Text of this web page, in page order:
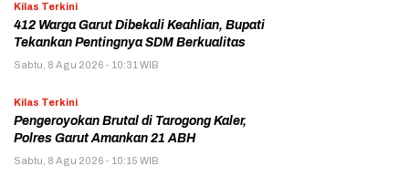
Kilas Terkini
412 Warga Garut Dibekali Keahlian, Bupati
Tekankan Pentingnya SDM Berkualitas
Sabtu, 8 Agu 2026 - 10:31 WIB
Kilas Terkini
Pengeroyokan Brutal di Tarogong Kaler,
Polres Garut Amankan 21 ABH
Sabtu, 8 Agu 2026 - 10:15 WIB